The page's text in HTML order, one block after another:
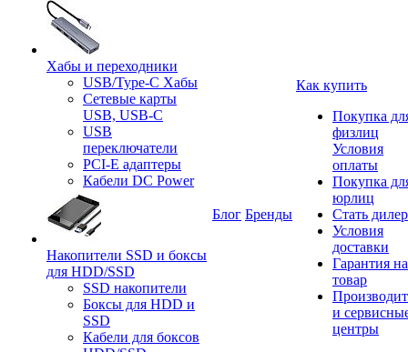
Хабы и переходники
USB/Type-C Хабы
Сетевые карты
USB, USB-C
USB
переключатели
PCI-E адаптеры
Кабели DC Power
Накопители SSD и боксы
для HDD/SSD
SSD накопители
Боксы для HDD и
SSD
Кабели для боксов
Блог Бренды
Как купить
Покупка
физлиц
Условия
оплаты
Покупка
юрлиц
Стать
Условия
доставки
Гарантия на
товар
и
центры